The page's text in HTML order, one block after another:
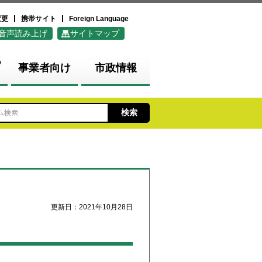
携帯サイト Foreign Language
声読み上げ サイトマップ
事業者向け 市政情報
更新日：2021年10月28日